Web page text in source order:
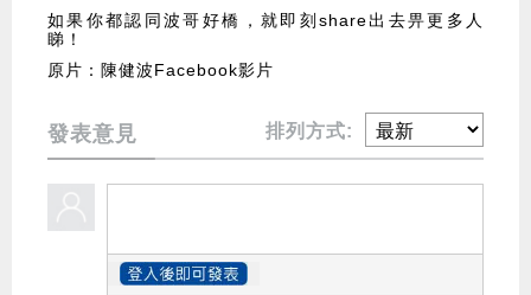
如果你都認同波哥好橋，就即刻share出去畀更多人
睇！
原片：陳健波Facebook影片
發表意見 排列方式: